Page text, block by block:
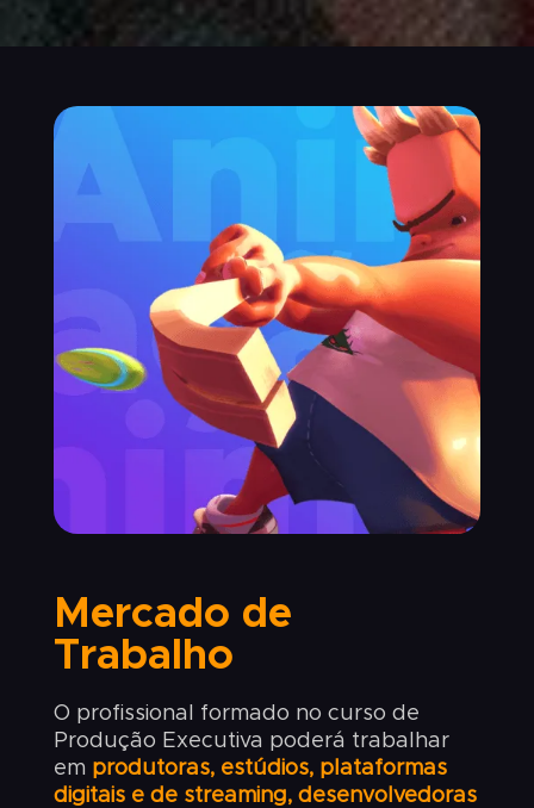
Mercado de
Trabalho
O profissional formado no curso de
Produção Executiva poderá trabalhar
em produtoras, estúdios, plataformas
digitais e de streaming, desenvolvedoras